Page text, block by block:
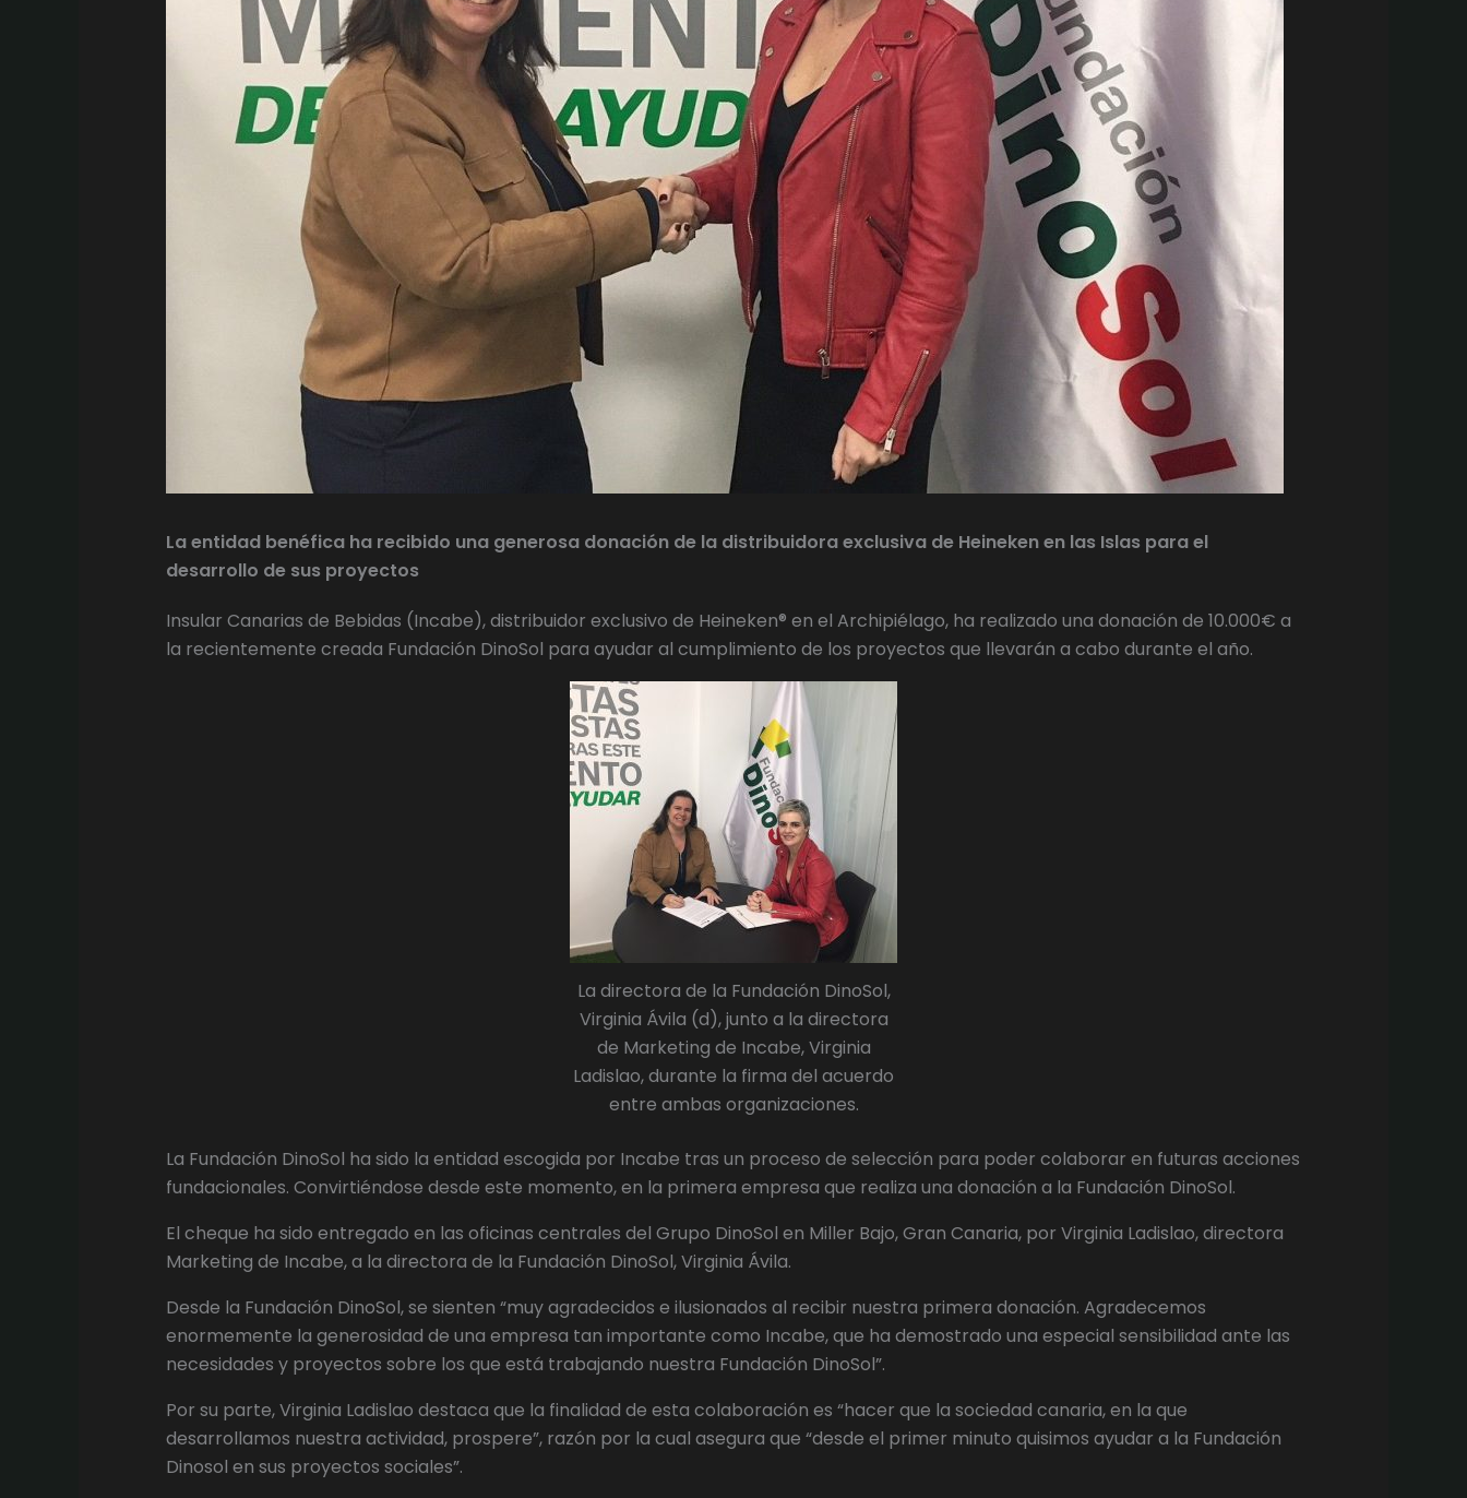
La entidad benéfica ha recibido una generosa donación de la distribuidora exclusiva de Heineken en las Islas para el
desarrollo de sus proyectos
Insular Canarias de Bebidas (Incabe), distribuidor exclusivo de Heineken® en el Archipiélago, ha realizado una donación de 10.000€ a
la recientemente creada Fundación DinoSol para ayudar al cumplimiento de los proyectos que llevarán a cabo durante el año.
La directora de la Fundación DinoSol,
Virginia Ávila (d), junto a la directora
de Marketing de Incabe, Virginia
Ladislao, durante la firma del acuerdo
entre ambas organizaciones.
La Fundación DinoSol ha sido la entidad escogida por Incabe tras un proceso de selección para poder colaborar en futuras acciones
fundacionales. Convirtiéndose desde este momento, en la primera empresa que realiza una donación a la Fundación DinoSol.
El cheque ha sido entregado en las oficinas centrales del Grupo DinoSol en Miller Bajo, Gran Canaria, por Virginia Ladislao, directora
Marketing de Incabe, a la directora de la Fundación DinoSol, Virginia Ávila.
Desde la Fundación DinoSol, se sienten “muy agradecidos e ilusionados al recibir nuestra primera donación. Agradecemos
enormemente la generosidad de una empresa tan importante como Incabe, que ha demostrado una especial sensibilidad ante las
necesidades y proyectos sobre los que está trabajando nuestra Fundación DinoSol”.
Por su parte, Virginia Ladislao destaca que la finalidad de esta colaboración es “hacer que la sociedad canaria, en la que
desarrollamos nuestra actividad, prospere”, razón por la cual asegura que “desde el primer minuto quisimos ayudar a la Fundación
Dinosol en sus proyectos sociales”.